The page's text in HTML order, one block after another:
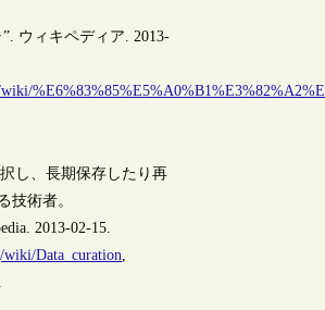
ウィキペディア. 2013-
し、長期保存したり再
技術者。
2013-02-15.
Data_curation